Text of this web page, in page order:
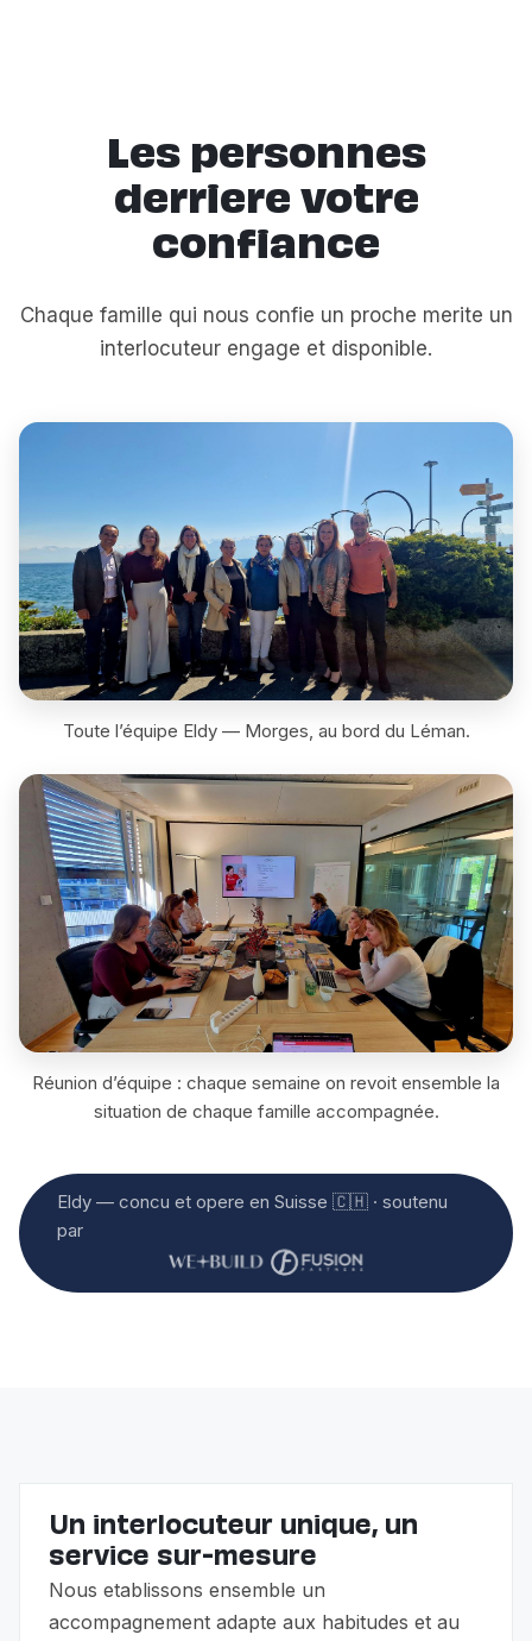
Les personnes
derriere votre
confiance
Chaque famille qui nous confie un proche merite un
interlocuteur engage et disponible.
Toute l’équipe Eldy — Morges, au bord du Léman.
Réunion d’équipe : chaque semaine on revoit ensemble la
situation de chaque famille accompagnée.
Eldy — concu et opere en Suisse 🇨🇭 · soutenu
par
Un interlocuteur unique, un
service sur-mesure
Nous etablissons ensemble un
accompagnement adapte aux habitudes et au